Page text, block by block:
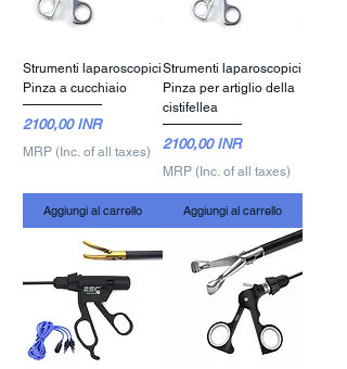
Strumenti laparoscopici
Pinza a cucchiaio
Prezzo
2100,00 INR
MRP (Inc. of all taxes)
Aggiungi al carrello
Strumenti laparoscopici
Pinza per artiglio della
cistifellea
Prezzo
2100,00 INR
MRP (Inc. of all taxes)
Aggiungi al carrello